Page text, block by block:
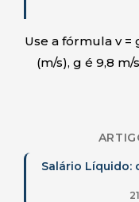
Use a fórmula v =
(m/s), g é 9,8
Salário Líquido: